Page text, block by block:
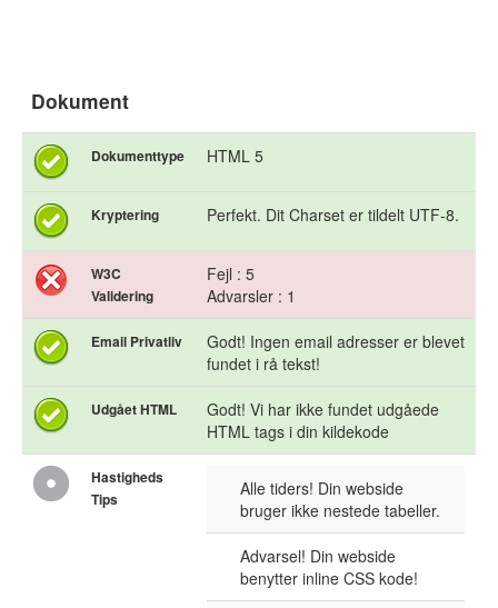
Dokument
Dokumenttype HTML 5
Kryptering Perfekt. Dit Charset er tildelt UTF-8.
W3C
Validering
Fejl : 5
Advarsler : 1
Email Privatliv
Godt! Ingen email adresser er blevet
fundet i rå tekst!
Udgået HTML
Godt! Vi har ikke fundet udgåede
HTML tags i din kildekode
Hastigheds
Tips
Alle tiders! Din webside
bruger ikke nestede tabeller.
Advarsel! Din webside
benytter inline CSS kode!